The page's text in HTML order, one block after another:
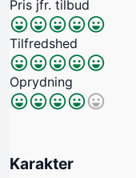
Pris jfr. tilbud
Tilfredshed
Oprydning
Karakter